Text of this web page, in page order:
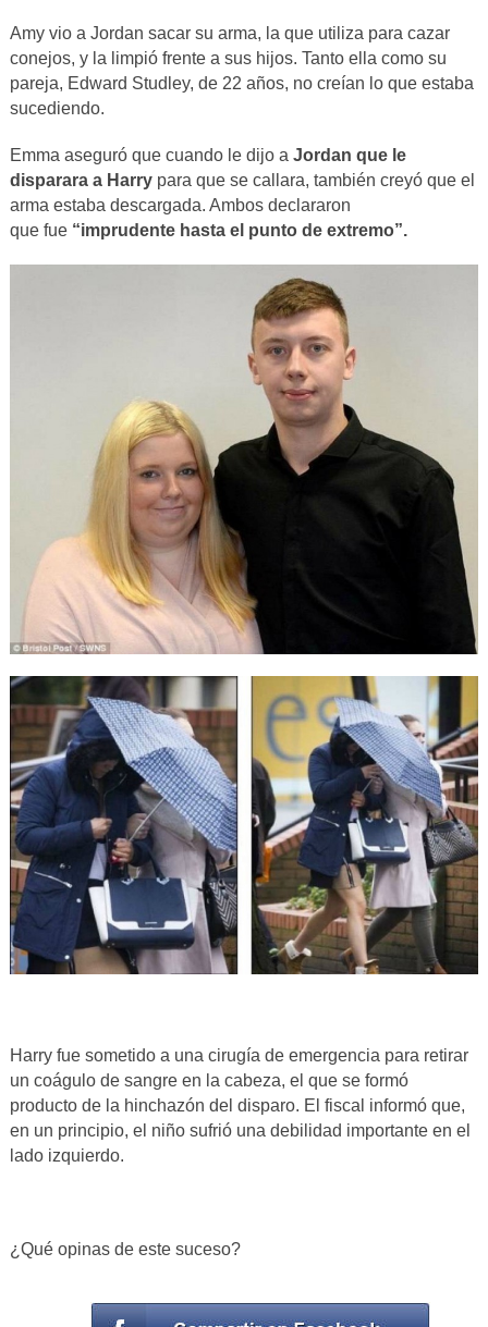
Amy vio a Jordan sacar su arma, la que utiliza para cazar
conejos, y la limpió frente a sus hijos. Tanto ella como su
pareja, Edward Studley, de 22 años, no creían lo que estaba
sucediendo.
Emma aseguró que cuando le dijo a Jordan que le
disparara a Harrypara que se callara, también creyó que el
arma estaba descargada. Ambos declararon
que fue“imprudente hasta el punto de extremo”.
Harry fue sometido a una cirugía de emergencia para retirar
un coágulo de sangre en la cabeza, el que se formó
producto de la hinchazón del disparo. El fiscal informó que,
en un principio, el niño sufrió una debilidad importante en el
lado izquierdo.
¿Qué opinas de este suceso?